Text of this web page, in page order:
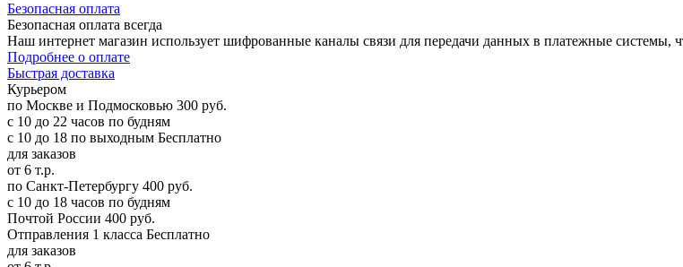
Безопасная оплата
Безопасная оплата всегда
Наш интернет магазин использует шифрованные каналы связи для передачи данных в платежные системы,
Подробнее о оплате
Быстрая доставка
Курьером
по Москве и Подмосковью 300 руб.
с 10 до 22 часов по будням
с 10 до 18 по выходным Бесплатно
для заказов
от 6 т.р.
по Санкт-Петербургу 400 руб.
с 10 до 18 часов по будням
Почтой России 400 руб.
Отправления 1 класса Бесплатно
для заказов